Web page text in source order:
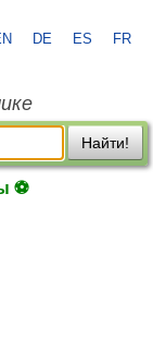
DE ES FR
Найти!
⚽